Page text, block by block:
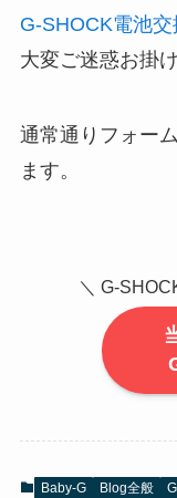
G-SHOCK電池交
大変ご迷惑お掛
通常通りフォー
ます。
＼ G-
Baby-G Blog全般